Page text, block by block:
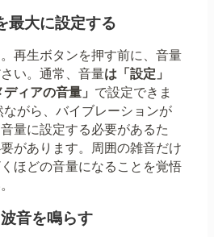
最大に設定する
再生ボタンを押す前に、音量
い。通常、音量は「設定」
ィアの音量」 で設定できま
がら、バイブレーションが
量に設定する必要があるた
があります。周囲の雑音だけ
ほどの音量になることを覚悟
音を鳴らす